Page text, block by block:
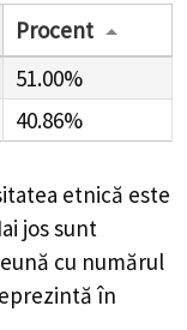
Procent
51.00%
40.86%
etnică este
jos sunt
cu numărul
în